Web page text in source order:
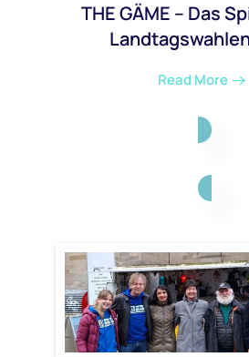
THE GÄME – Das
Read More